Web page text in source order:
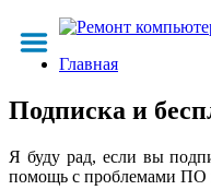
Главная
Подписка и
Я буду рад, если вы
помощь с проблемами ПО